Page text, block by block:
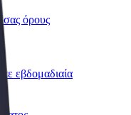
σας όρους
εβδομαδιαία